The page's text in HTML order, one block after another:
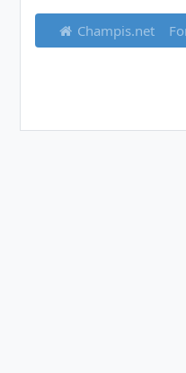
Champis.net